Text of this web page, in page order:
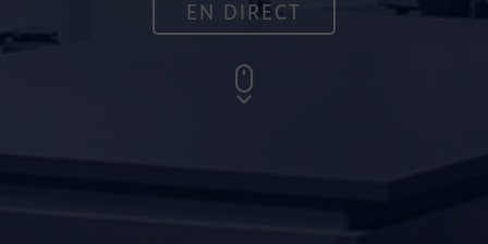
EN DIRECT